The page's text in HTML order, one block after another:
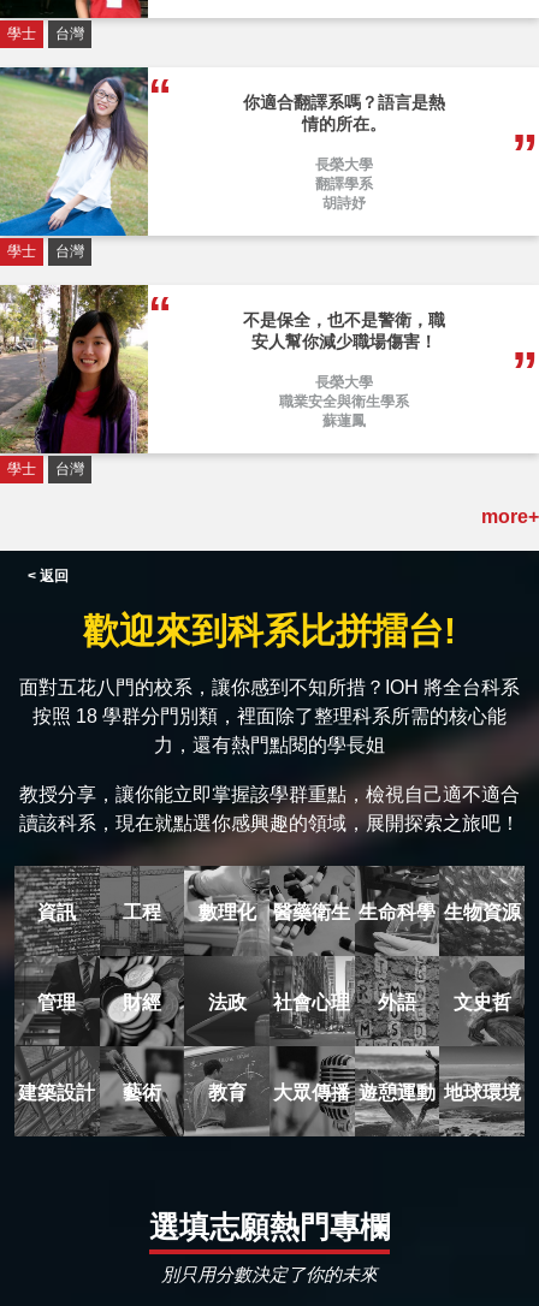
學士 台灣
你適合翻譯系嗎？語言是熱
情的所在。
長榮大學
翻譯學系
胡詩妤
學士 台灣
不是保全，也不是警衛，職
安人幫你減少職場傷害！
長榮大學
職業安全與衛生學系
蘇蓮鳳
學士 台灣
more+
< 返回
歡迎來到科系比拼擂台!
面對五花八門的校系，讓你感到不知所措？IOH 將全台科系
按照 18 學群分門別類，裡面除了整理科系所需的核心能
力，還有熱門點閱的學長姐
教授分享，讓你能立即掌握該學群重點，檢視自己適不適合
讀該科系，現在就點選你感興趣的領域，展開探索之旅吧！
資訊 工程 數理化 醫藥衛生 生命科學 生物資源
管理 財經 法政 社會心理 外語 文史哲
建築設計 藝術 教育 大眾傳播 遊憩運動 地球環境
選填志願熱門專欄
別只用分數決定了你的未來